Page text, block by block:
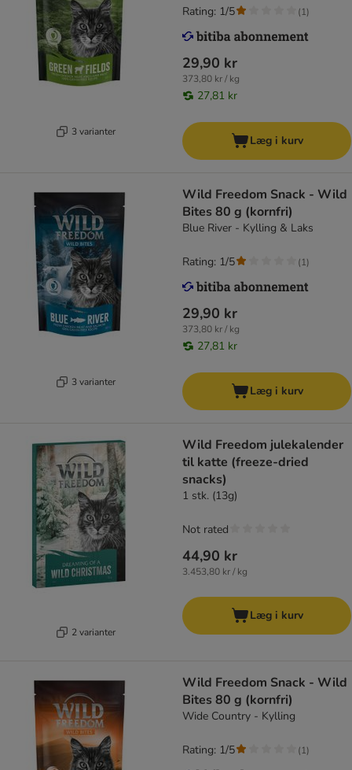
3 varianter
29,90 kr
373,80 kr / kg
27,81 kr
Rating: 1/5 (1)
Læg i kurv
3 varianter
Wild Freedom Snack - Wild
Bites 80 g (kornfri)
Blue River - Kylling & Laks
29,90 kr
373,80 kr / kg
27,81 kr
Rating: 1/5 (1)
Læg i kurv
2 varianter
Wild Freedom julekalender
til katte (freeze-dried
snacks)
1 stk. (13g)
44,90 kr
3.453,80 kr / kg
Not rated
Læg i kurv
Wild Freedom Snack - Wild
Bites 80 g (kornfri)
Wide Country - Kylling
Rating: 1/5 (1)